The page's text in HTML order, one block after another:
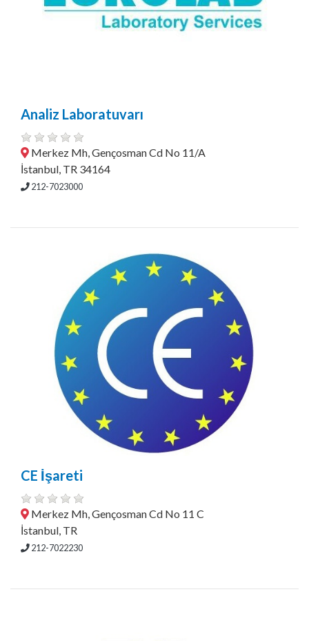
Analiz Laboratuvarı
Merkez Mh, Gençosman Cd No 11/A
İstanbul, TR 34164
212-7023000
CE İşareti
Merkez Mh, Gençosman Cd No 11 C
İstanbul, TR
212-7022230